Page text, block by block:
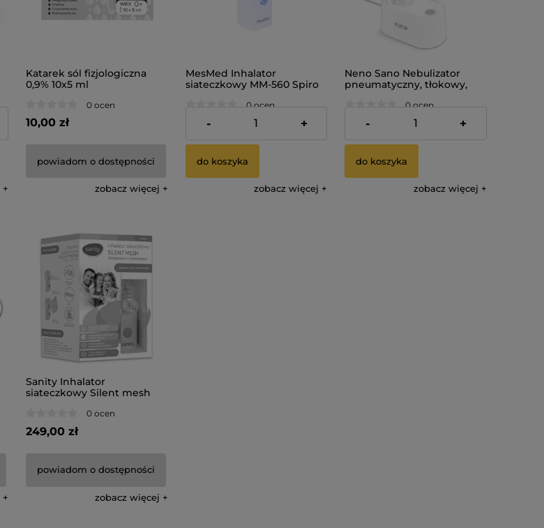
Katarek sól fizjologiczna
0,9% 10x5 ml
0 ocen
10,00 zł
powiadom o dostępności
zobacz więcej
MesMed Inhalator
siateczkowy MM-560 Spiro
0 ocen
119,00 zł
- +
do koszyka
zobacz więcej
Neno Sano Nebulizator
pneumatyczny, tłokowy,
0 ocen
169,00 zł
- +
do koszyka
zobacz więcej
Sanity Inhalator
siateczkowy Silent mesh
0 ocen
249,00 zł
powiadom o dostępności
zobacz więcej